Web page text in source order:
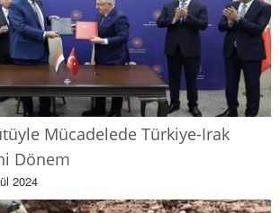
Mücadelede Türkiye-Irak
Dönem
2024